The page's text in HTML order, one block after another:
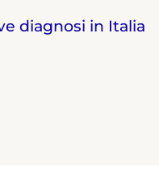
diagnosi in Italia